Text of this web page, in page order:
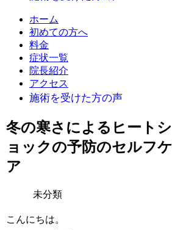
ホーム
初めての方へ
料金
症状一覧
院長紹介
アクセス
冬の寒さによるヒートシ
ョックの予防のセルフケ
ア
未分類
こんにちは。